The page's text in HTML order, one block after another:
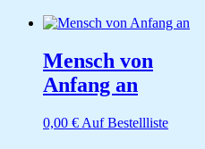
Mensch von
Anfang an
0,00 € Auf Bestellliste